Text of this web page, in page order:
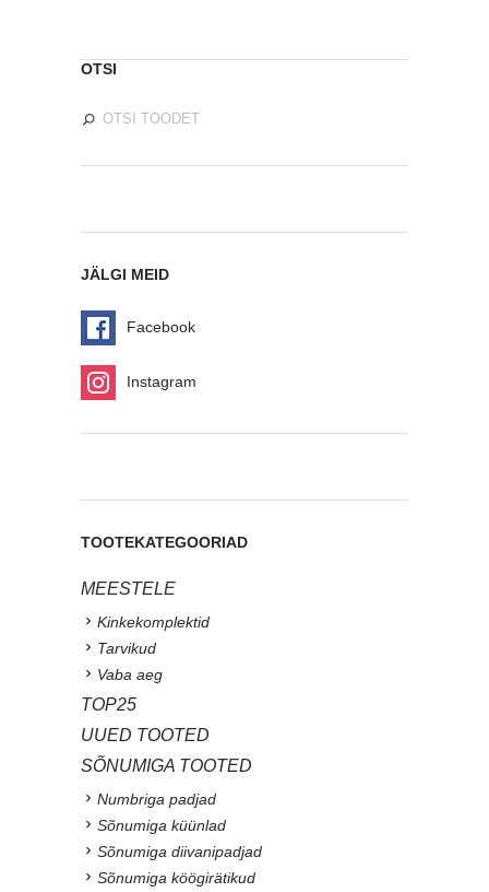
OTSI
JÄLGI MEID
Facebook
Instagram
TOOTEKATEGOORIAD
MEESTELE
Kinkekomplektid
Tarvikud
Vaba aeg
TOP25
UUED TOOTED
SÕNUMIGA TOOTED
Numbriga padjad
Sõnumiga küünlad
Sõnumiga diivanipadjad
Sõnumiga köögirätikud